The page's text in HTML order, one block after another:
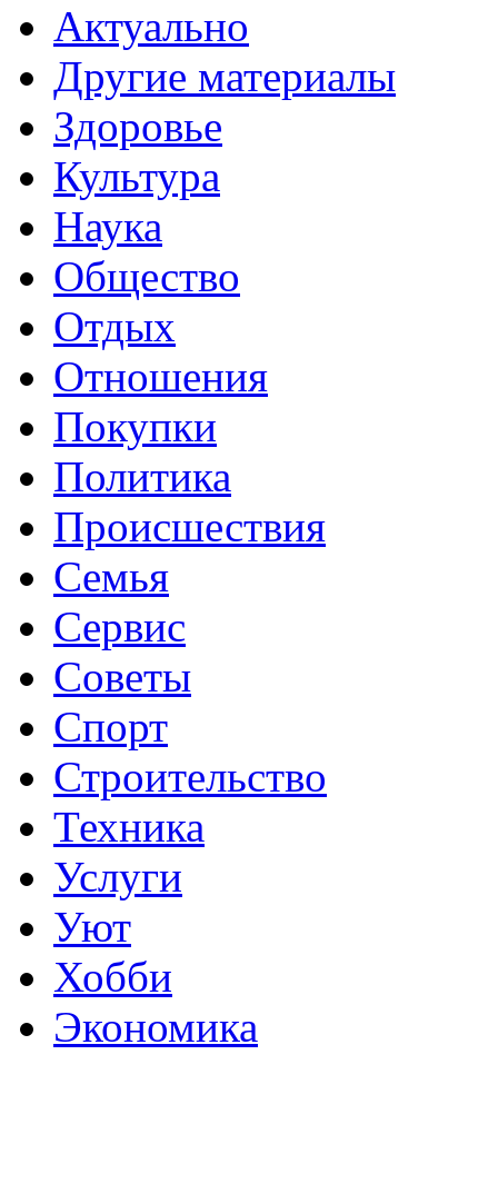
Актуально
Другие материалы
Здоровье
Культура
Наука
Общество
Отдых
Отношения
Покупки
Политика
Происшествия
Семья
Сервис
Советы
Спорт
Строительство
Техника
Услуги
Уют
Хобби
Экономика